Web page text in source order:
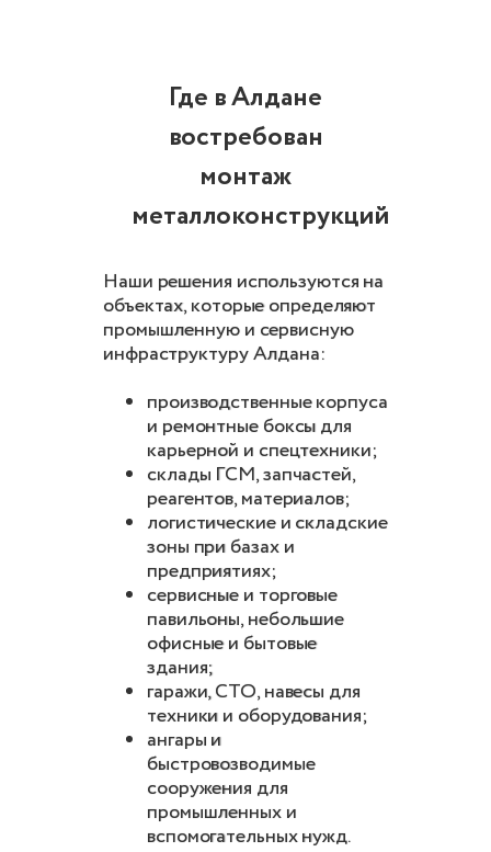
Где в Алдане
востребован
монтаж
металлоконструкций
Наши решения используются на
объектах, которые определяют
промышленную и сервисную
инфраструктуру Алдана:
производственные корпуса
и ремонтные боксы для
карьерной и спецтехники;
склады ГСМ, запчастей,
реагентов, материалов;
логистические и складские
зоны при базах и
предприятиях;
сервисные и торговые
павильоны, небольшие
офисные и бытовые
здания;
гаражи, СТО, навесы для
техники и оборудования;
ангары и
быстровозводимые
сооружения для
промышленных и
вспомогательных нужд.